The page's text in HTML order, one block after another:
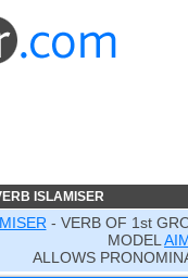
ISLAMISER
- VERB OF 1st
MODEL
ALLOWS